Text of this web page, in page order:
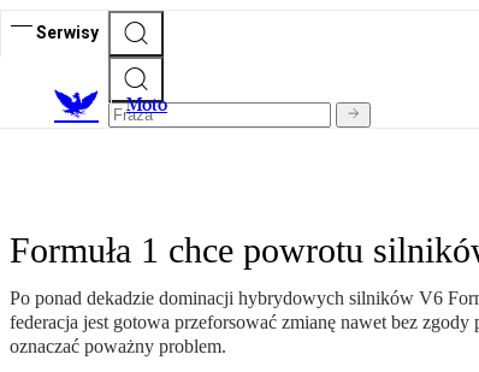
Serwisy
Moto
Formuła 1 chce powrotu
Po ponad dekadzie dominacji hybrydowych silników V6
federacja jest gotowa przeforsować zmianę nawet bez
oznaczać poważny problem.